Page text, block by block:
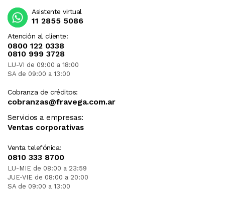
Atención al cliente:
0800 122 0338
0810 999 3728
LU-VI de 09:00 a 18:00
SA de 09:00 a 13:00
Cobranza de créditos:
cobranzas@fravega.com.ar
Servicios a empresas:
Ventas corporativas
Venta telefónica:
0810 333 8700
LU-MIE de 08:00 a 23:59
JUE-VIE de 08:00 a 20:00
SA de 09:00 a 13:00
Asistente virtual
11 2855 5086